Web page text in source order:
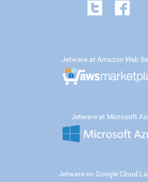
Jetware at Amazon Web
Jetware at Microsoft
Jetware on Google Cloud